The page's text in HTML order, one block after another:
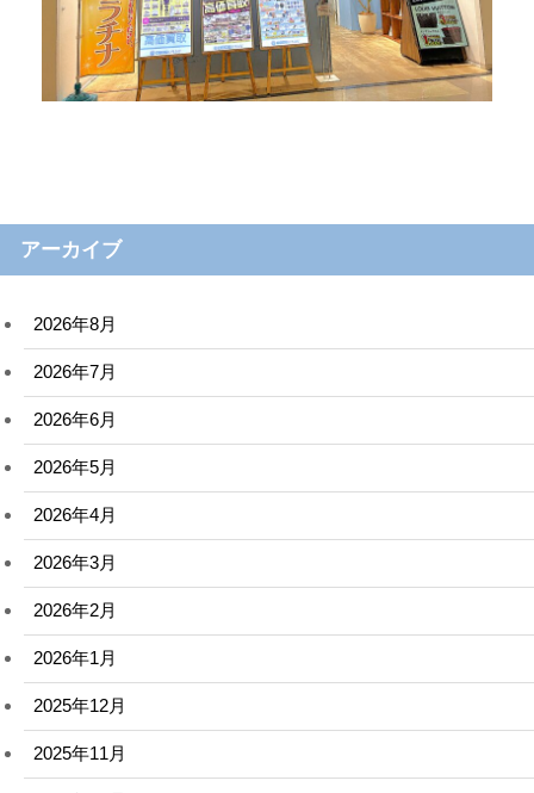
アーカイブ
2026年8月
2026年7月
2026年6月
2026年5月
2026年4月
2026年3月
2026年2月
2026年1月
2025年12月
2025年11月